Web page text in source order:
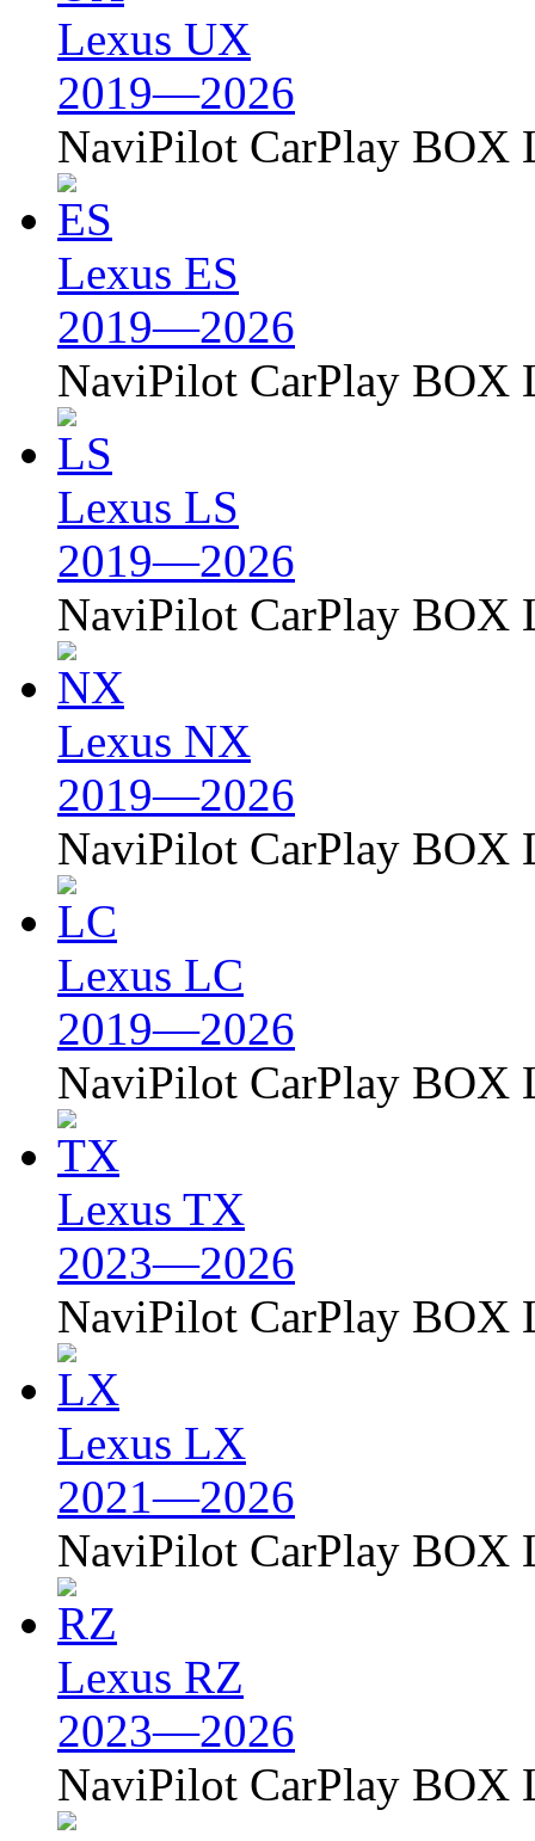
Lexus UX
2019—2026
NaviPilot CarPlay BOX
Lexus ES
2019—2026
NaviPilot CarPlay BOX
Lexus LS
2019—2026
NaviPilot CarPlay BOX
Lexus NX
2019—2026
NaviPilot CarPlay BOX
Lexus LC
2019—2026
NaviPilot CarPlay BOX
Lexus TX
2023—2026
NaviPilot CarPlay BOX
Lexus LX
2021—2026
NaviPilot CarPlay BOX
Lexus RZ
2023—2026
NaviPilot CarPlay BOX